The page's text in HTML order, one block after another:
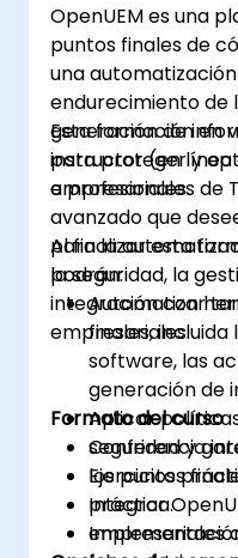
red utilizando
prácticas de
OpenUEM es una
puntos finales de
una
endurecimiento de
generación de
para proteger y
empresariales.
Esta formación en
instructor (en línea
a profesionales de
avanzado que
para la
la seguridad, la
integración con
empresariales.
Al finalizar esta
podrán:
Automatizar
finales,
software, las
generación de
Aplicar
seguridad y
los puntos
Integrar
empresariales
Formato del curso
Conferencia
Ejercicios
práctica.